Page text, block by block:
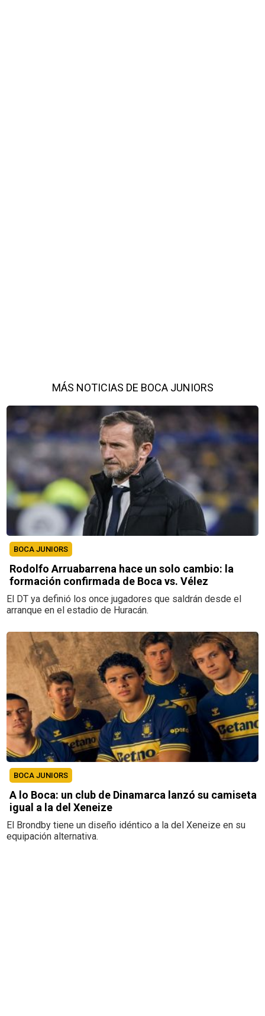
MÁS NOTICIAS DE BOCA JUNIORS
BOCA JUNIORS
Rodolfo Arruabarrena hace un solo cambio: la
formación confirmada de Boca vs. Vélez
El DT ya definió los once jugadores que saldrán desde el
arranque en el estadio de Huracán.
BOCA JUNIORS
A lo Boca: un club de Dinamarca lanzó su camiseta
igual a la del Xeneize
El Brondby tiene un diseño idéntico a la del Xeneize en su
equipación alternativa.